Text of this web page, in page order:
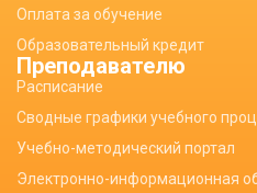
Оплата за обучение
Образовательный кредит
Преподавателю
Расписание
Сводные графики учебного
Учебно-методический портал
Электронно-информационная